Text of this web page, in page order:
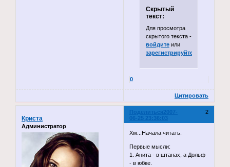
Скрытый
текст:
Для просмотра
скрытого текста -
войдитеили
зарегистрируйтесь
0
Цитировать
Поделиться 2
2007-
06-25 23:36:03
Криста
Администратор
Хм...Начала читать.
Первые мысли:
1. Анита - в штанах, а Дольф
- в юбке.